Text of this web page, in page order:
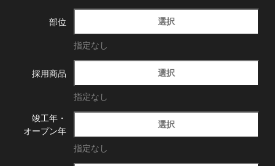
部位 選択
指定なし
採用商品 選択
指定なし
竣工年・
オープン年
選択
指定なし